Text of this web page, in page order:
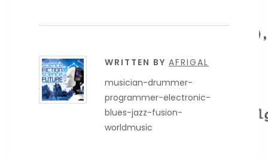
WRITTEN BY AFRIGAL
musician-drummer-
programmer-electronic-
blues-jazz-fusion-
worldmusic